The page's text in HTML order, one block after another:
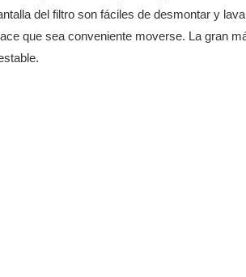
del filtro son fáciles de desmontar y
que sea conveniente moverse. La gran